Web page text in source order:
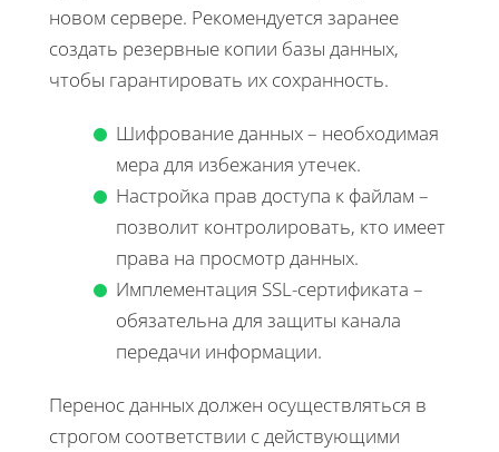
новом сервере. Рекомендуется заранее
создать резервные копии базы данных,
чтобы гарантировать их сохранность.
Шифрование данных – необходимая
мера для избежания утечек.
Настройка прав доступа к файлам –
позволит контролировать, кто имеет
права на просмотр данных.
Имплементация SSL-сертификата –
обязательна для защиты канала
передачи информации.
Перенос данных должен осуществляться в
строгом соответствии с действующими